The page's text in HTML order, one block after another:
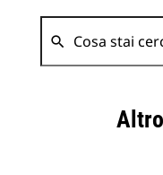
search Search